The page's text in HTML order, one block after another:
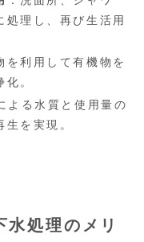
処理し、再び生活用
を利用して有機物を
。
よる水質と使用量の
を実現。
処理のメリ